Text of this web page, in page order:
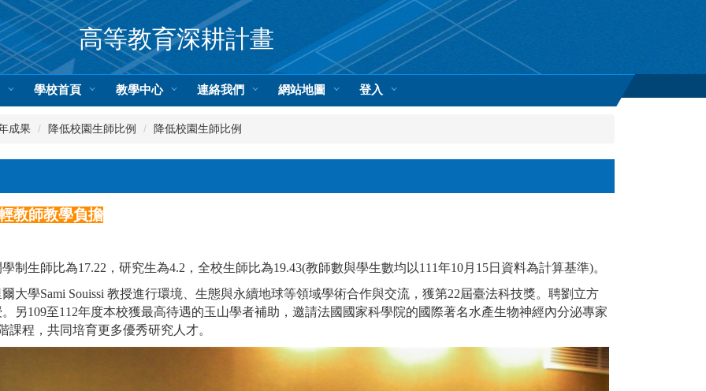
高等教育深耕計畫
學校首頁 教學中心 連絡我們 網站地圖 登入
成果 降低校園生師比例 降低校園生師比例
教師教學負擔
制生師比為17.22，研究生為4.2，全校生師比為19.43(教師數與學生數均以111年10月15日資料為計算基準)。
大學Sami Souissi 教授進行環境、生態與永續地球等領域學術合作與交流，獲第22屆臺法科技獎。聘劉立方
另109至112年度本校獲最高待遇的玉山學者補助，邀請法國國家科學院的國際著名水產生物神經內分泌專家
課程，共同培育更多優秀研究人才。